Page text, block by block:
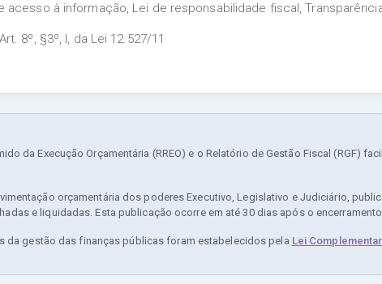
acesso à informação, Lei de responsabilidade fiscal,
8º, §3º, I, da Lei 12.527/11
da Execução Orçamentária (RREO) e o Relatório de Gestão Fiscal
orçamentária dos poderes Executivo, Legislativo e Judiciário,
e liquidadas. Esta publicação ocorre em até 30 dias após o
da gestão das finanças públicas foram estabelecidos pela Lei